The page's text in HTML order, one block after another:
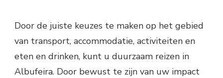
Door de juiste keuzes te maken op het gebied
van transport, accommodatie, activiteiten en
eten en drinken, kunt u duurzaam reizen in
Albufeira. Door bewust te zijn van uw impact